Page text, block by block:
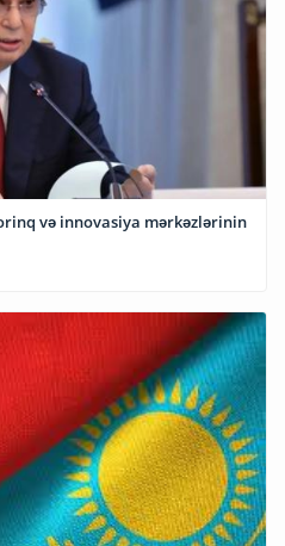
və innovasiya mərkəzlərinin